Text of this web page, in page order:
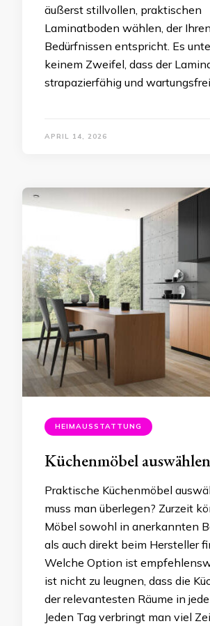
äußerst stillvollen, praktischen
Laminatboden wählen, der Ihren
Bedürfnissen entspricht. Es
keinem Zweifel, dass der
strapazierfähig und
APRIL 14, 2026
HEIMAUSSTATTUNG
Küchenmöbel auswählen
Praktische Küchenmöbel
muss man überlegen? Zurzeit
Möbel sowohl in anerkannten
als auch direkt beim Hersteller
Welche Option ist
ist nicht zu leugnen, dass die
der relevantesten Räume in
Jeden Tag verbringt man viel